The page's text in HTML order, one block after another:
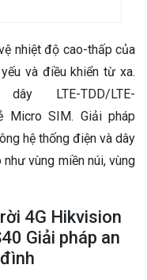
nhiệt độ cao-thấp của
và điều khiển từ xa.
LTE-TDD/LTE-
Micro SIM. Giải pháp
hệ thống điện và dây
vùng miền núi, vùng
4G Hikvision
Giải pháp an